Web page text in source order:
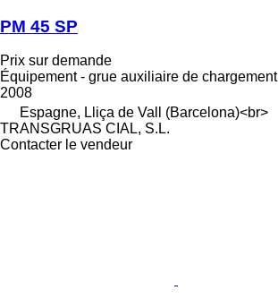
PM 45 SP
Prix sur demande
Équipement - grue auxiliaire de chargement
2008
Espagne, Lliça de Vall (Barcelona)<br>
TRANSGRUAS CIAL, S.L.
Contacter le vendeur